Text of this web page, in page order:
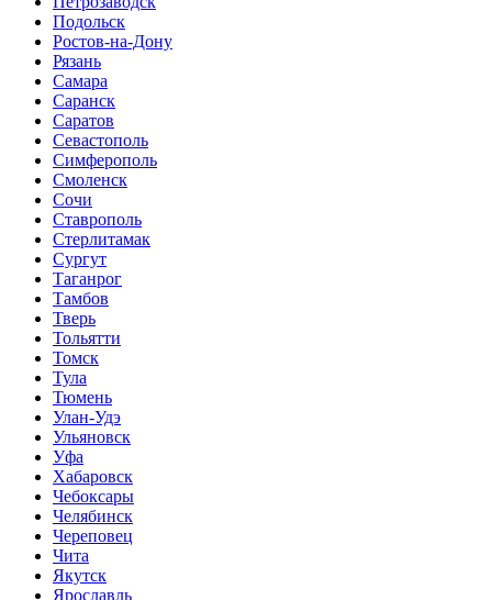
Подольск
Ростов-на-Дону
Рязань
Самара
Саранск
Саратов
Севастополь
Симферополь
Смоленск
Сочи
Ставрополь
Стерлитамак
Сургут
Таганрог
Тамбов
Тверь
Тольятти
Томск
Тула
Тюмень
Улан-Удэ
Ульяновск
Уфа
Хабаровск
Чебоксары
Челябинск
Череповец
Чита
Якутск
Ярославль